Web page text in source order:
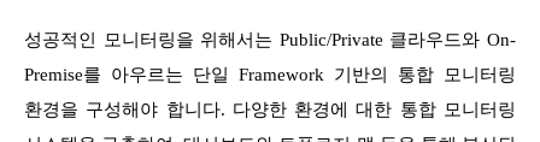
성공적인 모니터링을 위해서는 Public/Private 클라우드와 On-
Premise를 아우르는 단일 Framework 기반의 통합 모니터링
환경을 구성해야 합니다. 다양한 환경에 대한 통합 모니터링